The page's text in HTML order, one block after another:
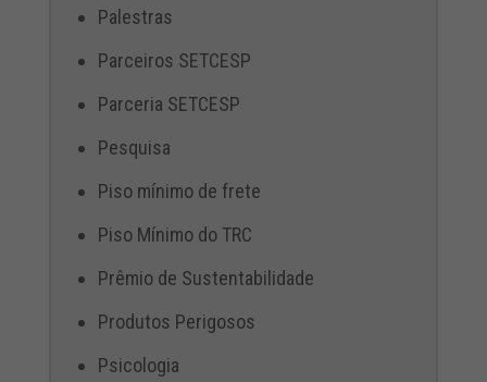
Palestras
Parceiros SETCESP
Parceria SETCESP
Pesquisa
Piso mínimo de frete
Piso Mínimo do TRC
Prêmio de Sustentabilidade
Produtos Perigosos
Psicologia